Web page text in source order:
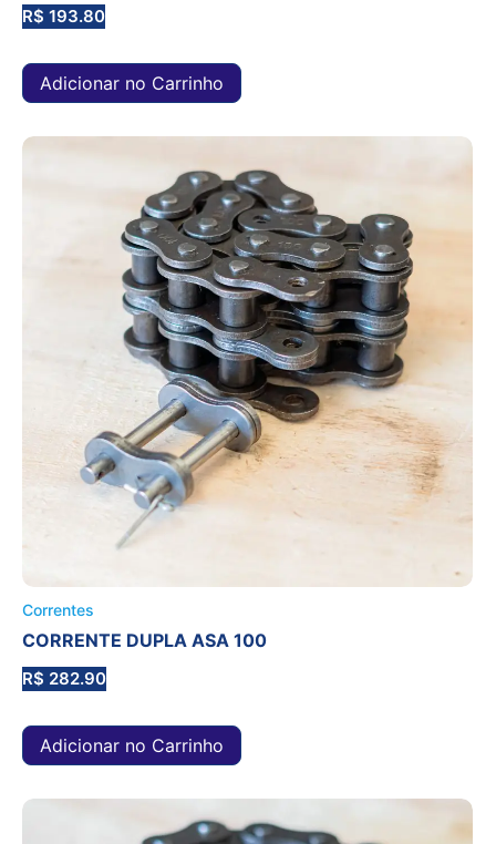
R$ 193.80
Adicionar no Carrinho
Correntes
CORRENTE DUPLA ASA 100
R$ 282.90
Adicionar no Carrinho